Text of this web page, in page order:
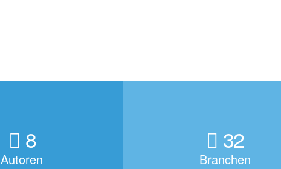
8
Autoren
32
Branchen